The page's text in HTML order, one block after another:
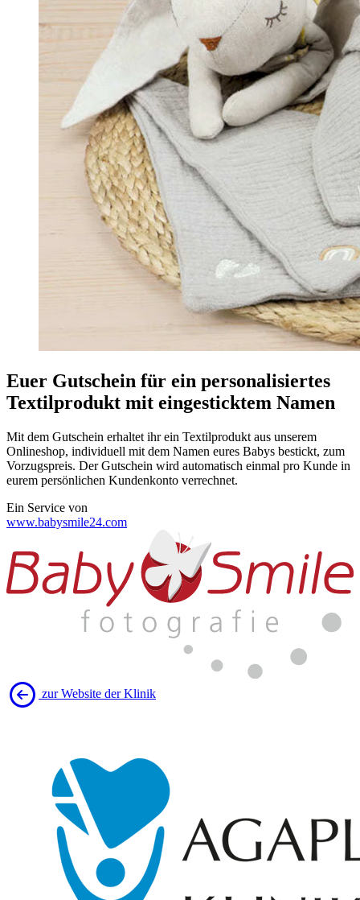
Euer Gutschein für ein personalisiertes
Textilprodukt mit eingesticktem Namen
Mit dem Gutschein erhaltet ihr ein Textilprodukt aus unserem
Onlineshop, individuell mit dem Namen eures Babys bestickt, zum
Vorzugspreis. Der Gutschein wird automatisch einmal pro Kunde in
eurem persönlichen Kundenkonto verrechnet.
Ein Service von
www.babysmile24.com
zur Website der Klinik